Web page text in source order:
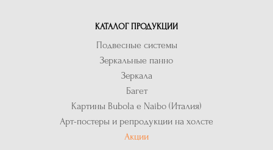
КАТАЛОГ ПРОДУКЦИИ
Подвесные системы
Зеркальные панно
Зеркала
Багет
Картины Bubola e Naibo (Италия)
Арт-постеры и репродукции на холсте
Акции